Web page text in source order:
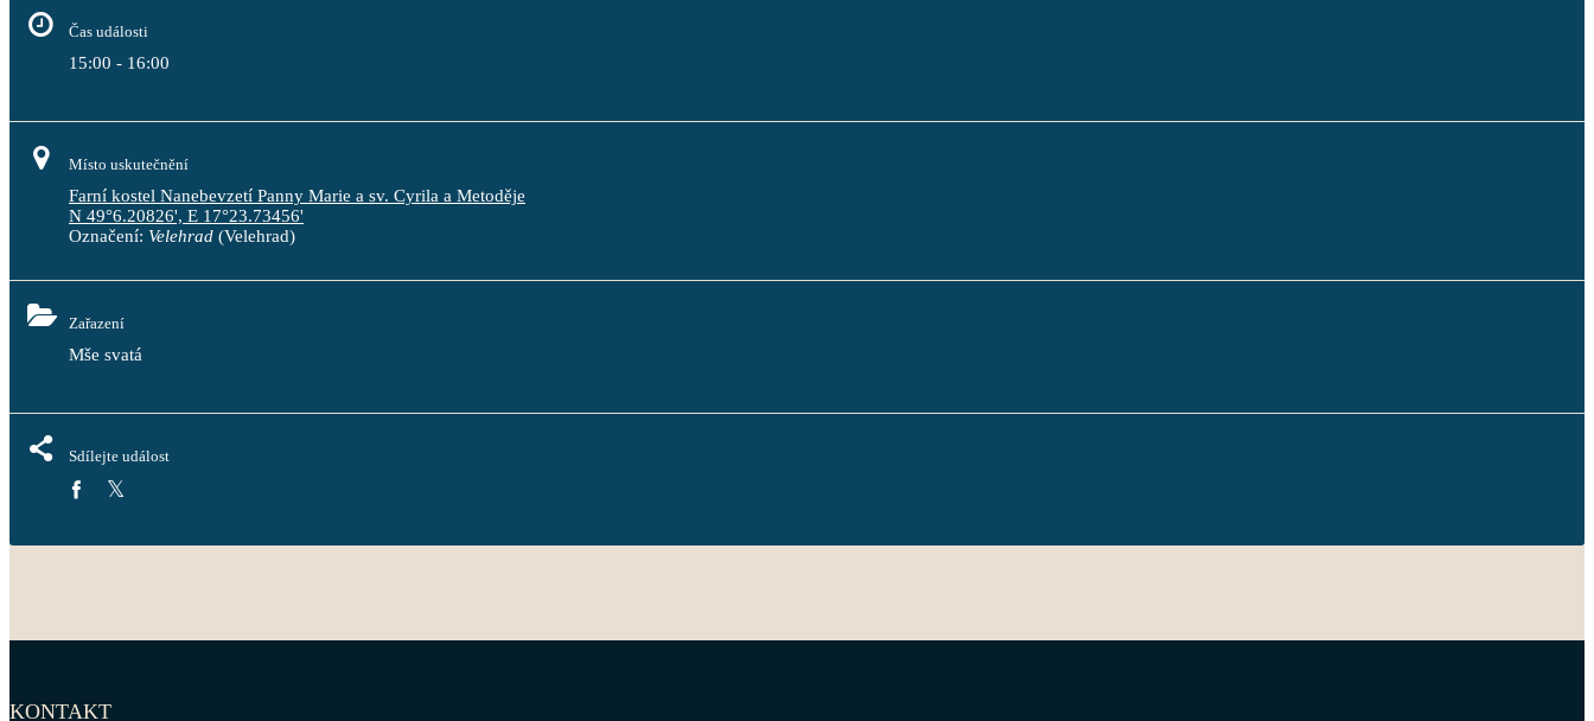
Čas události
15:00 - 16:00
Místo uskutečnění
Farní kostel Nanebevzetí Panny Marie a sv. Cyrila a Metoděje
N 49°6.20826', E 17°23.73456'
Označení: Velehrad (Velehrad)
Zařazení
Mše svatá
Sdílejte událost
KONTAKT